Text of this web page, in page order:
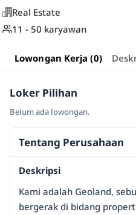
Real Estate
11 - 50 karyawan
Lowongan Kerja (0)
Loker Pilihan
Belum ada lowongan.
Tentang Perusahaan
Deskripsi
Kami adalah Geoland,
bergerak di bidang